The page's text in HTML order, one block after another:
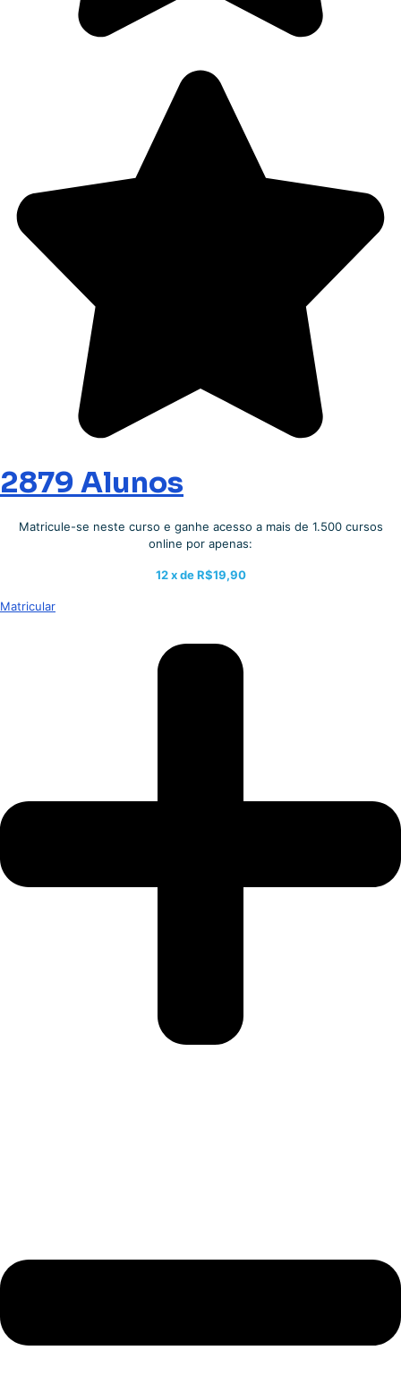
2879 Alunos
Matricule-se neste curso e ganhe acesso a mais de 1.500 cursos
online por apenas:
12 x deR$19,90
Matricular